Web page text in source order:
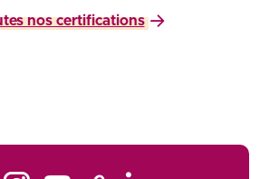
nos certifications